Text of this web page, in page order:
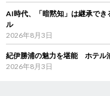
AI時代、「暗黙知」は継承で
ル
2026年8月3日
紀伊勝浦の魅力を堪能 ホテル
2026年8月3日